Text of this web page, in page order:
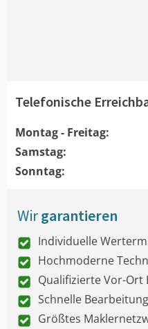
Telefonische
Montag - Freitag:
Samstag:
Sonntag:
Wirgarantieren
Individuelle
Hochmoderne
Qualifizierte Vor-Ort
Schnelle Bearbeitung
Größtes